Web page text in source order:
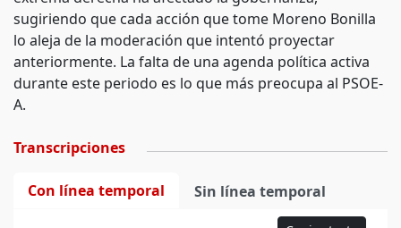
sugiriendo que cada acción que tome Moreno Bonilla
lo aleja de la moderación que intentó proyectar
anteriormente. La falta de una agenda política activa
durante este periodo es lo que más preocupa al PSOE-
A.
Transcripciones
Con línea temporal Sin línea temporal